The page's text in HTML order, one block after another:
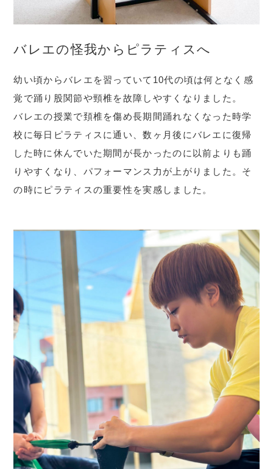
バレエの怪我からピラティスへ
幼い頃からバレエを習っていて10代の頃は何となく感
覚で踊り股関節や頸椎を故障しやすくなりました。
バレエの授業で頚椎を傷め長期間踊れなくなった時学
校に毎日ピラティスに通い、数ヶ月後にバレエに復帰
した時に休んでいた期間が長かったのに以前よりも踊
りやすくなり、パフォーマンス力が上がりました。そ
の時にピラティスの重要性を実感しました。